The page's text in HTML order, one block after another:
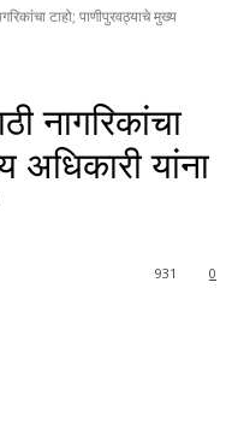
टाहो; पाणीपुरवठ्याचे मुख्य
नागरिकांचा
अधिकारी यांना
0
931